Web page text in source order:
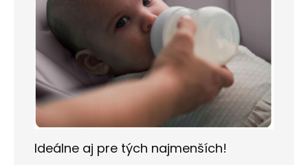
Ideálne aj pre tých najmenších!